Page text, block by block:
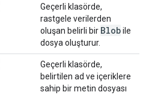
Geçerli klasörde,
rastgele verilerden
oluşan belirli bir Blobile
dosya oluşturur.
Geçerli klasörde,
belirtilen ad ve içeriklere
sahip bir metin dosyası